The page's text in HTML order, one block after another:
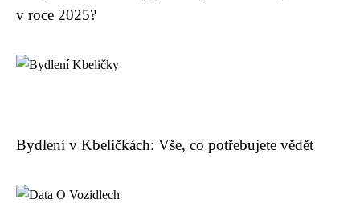
v roce 2025?
Bydlení v Kbelíčkách: Vše, co potřebujete vědět